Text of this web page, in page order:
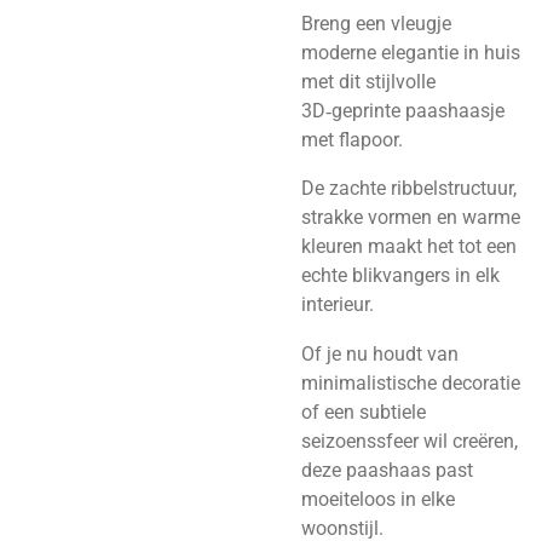
Breng een vleugje
moderne elegantie in huis
met dit stijlvolle
3D‑geprinte paashaasje
met flapoor.
De zachte ribbelstructuur,
strakke vormen en warme
kleuren maakt het tot een
echte blikvangers in elk
interieur.
Of je nu houdt van
minimalistische decoratie
of een subtiele
seizoenssfeer wil creëren,
deze paashaas past
moeiteloos in elke
woonstijl.